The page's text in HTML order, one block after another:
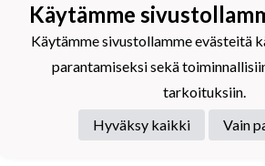
Käytämme
Käytämme sivustollamme evästeitä
parantamiseksi sekä
tarkoituksiin.
Hyväksy kaikki
Vain